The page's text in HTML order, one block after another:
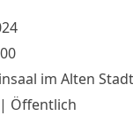
im Alten
Öffentlich